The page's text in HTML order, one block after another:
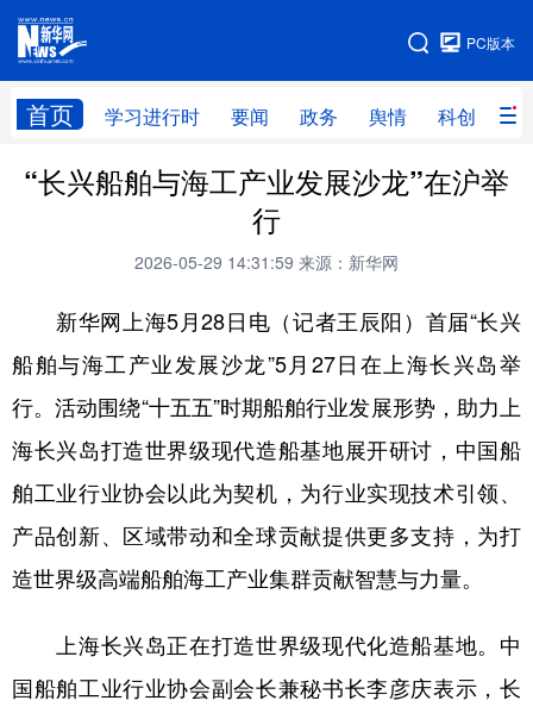
PC版本
首页 学习进行时 要闻 政务 舆情 科创 产
网站地图
首页 学习进行时 要闻 政务
民生
房产 体育 健康 图片
信息 廉政 原创 长三角频道
“长兴船舶与海工产业发展沙龙”在沪举
行
2026-05-29 14:31:59 来源：新华网
新华网上海5月28日电（记者王辰阳）首届“长兴
船舶与海工产业发展沙龙”5月27日在上海长兴岛举
行。活动围绕“十五五”时期船舶行业发展形势，助力上
海长兴岛打造世界级现代造船基地展开研讨，中国船
舶工业行业协会以此为契机，为行业实现技术引领、
产品创新、区域带动和全球贡献提供更多支持，为打
造世界级高端船舶海工产业集群贡献智慧与力量。
上海长兴岛正在打造世界级现代化造船基地。中
国船舶工业行业协会副会长兼秘书长李彦庆表示，长